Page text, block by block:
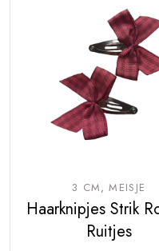
3 CM MEISJE
Haarknipjes Strik
Ruitjes